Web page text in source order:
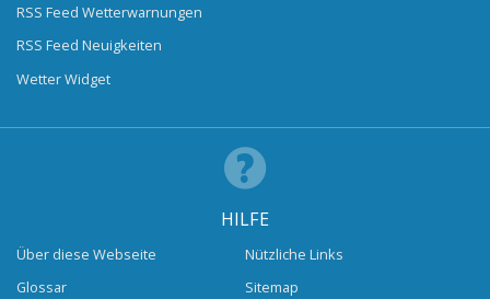
RSS Feed Wetterwarnungen
RSS Feed Neuigkeiten
Wetter Widget
HILFE
Über diese Webseite
Glossar
Nützliche Links
Sitemap